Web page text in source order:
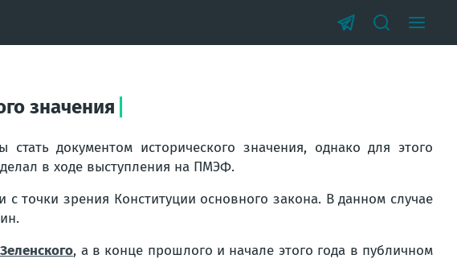
значения
документом исторического значения, однако для этого
в ходе выступления на ПМЭФ.
точки зрения Конституции основного закона. В данном случае
, а в конце прошлого и начале этого года в публичном